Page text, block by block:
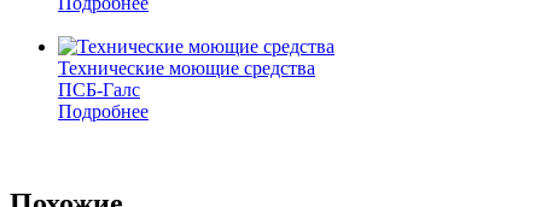
Технические моющие средства
ПСБ-Галс
Подробнее